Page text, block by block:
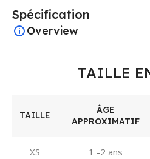
Spécification
Overview
TAILLE
TAILLE
ÂGE
APPROXIMATIF
XS 1 -2 ans